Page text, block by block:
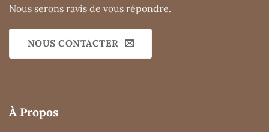
Nous serons ravis de vous répondre.
NOUS CONTACTER
À Propos